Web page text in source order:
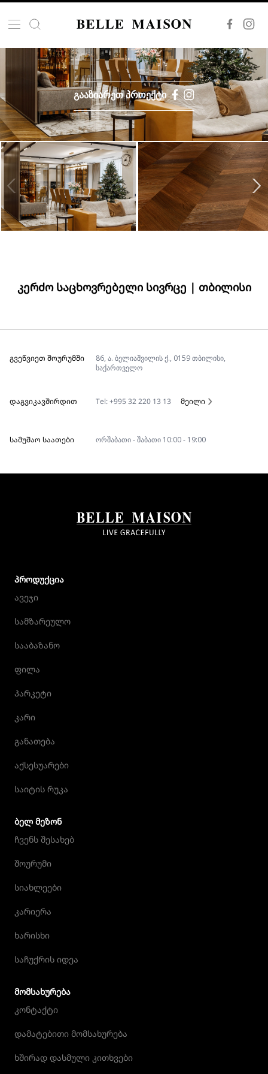
ᲒᲐᲐᲖᲘᲐᲠᲔᲗ ᲞᲠᲝᲔᲥᲢᲘ
ᲙᲔᲠᲫᲝ ᲡᲐᲪᲮᲝᲕᲠᲔᲑᲔᲚᲘ ᲡᲘᲕᲠᲪᲔ | ᲗᲑᲘᲚᲘᲡᲘ
ᲒᲕᲔᲬᲕᲘᲔᲗ ᲨᲝᲣᲠᲣᲛᲨᲘ
86, ა. ბელიაშვილის ქ., 0159 თბილისი,
საქართველო
ᲓᲐᲒᲕᲘᲙᲐᲕᲨᲘᲠᲓᲘᲗ Tel: +995 32 220 13 13 მეილი
ᲡᲐᲛᲣᲨᲐᲝ ᲡᲐᲐᲗᲔᲑᲘ ორშაბათი - შაბათი 10:00 - 19:00
ᲞᲠᲝᲓᲣᲥᲪᲘᲐ
ავეჯი
სამზარეულო
სააბაზანო
ფილა
პარკეტი
კარი
განათება
აქსესუარები
საიტის რუკა
ᲑᲔᲚ ᲛᲔᲖᲝᲜ
ჩვენს შესახებ
შოურუმი
სიახლეები
კარიერა
ხარისხი
საჩუქრის იდეა
ᲛᲝᲛᲡᲐᲮᲣᲠᲔᲑᲐ
კონტაქტი
დამატებითი მომსახურება
ხშირად დასმული კითხვები